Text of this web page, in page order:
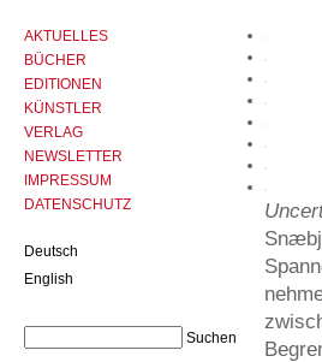
AKTUELLES
BÜCHER
EDITIONEN
KÜNSTLER
VERLAG
NEWSLETTER
IMPRESSUM
DATENSCHUTZ
Deutsch
English